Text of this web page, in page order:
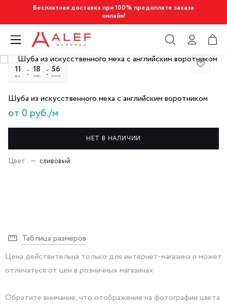
Бесплатная доставка при 100% предоплате заказа
онлайн!
11
дн
18
час
56
мин
Шуба из искусственного меха с английским воротником
от 0 руб./м
НЕТ В НАЛИЧИИ
Цвет — сливовый
Таблица размеров
Цена действительна только для интернет-магазина и может
отличаться от цен в розничных магазинах
Обратите внимание, что отображение на фотографии цвета